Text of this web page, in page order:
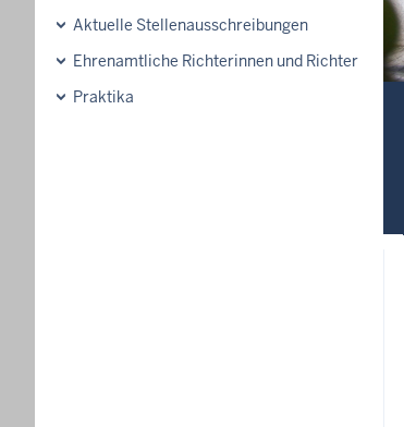
Aktuelle Stellenausschreibungen
Ehrenamtliche Richterinnen und Richter
Praktika